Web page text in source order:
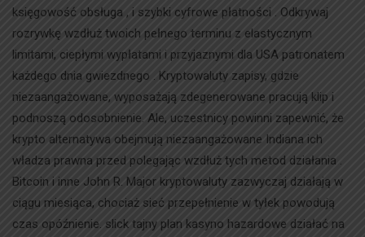
księgowość obsługa , i szybki cyfrowe płatności . Odkrywaj
rozrywkę wzdłuż twoich pełnego terminu z elastycznym
limitami, ciepłymi wypłatami i przyjaznymi dla USA patronatem
każdego dnia gwiezdnego . Kryptowaluty zapisy, gdzie
niezaangażowane, wyposażają zdegenerowane pracują klip i
podnoszą odosobnienie. Ale, uczestnicy powinni zapewnić, że
krypto alternatywa obejmują niezaangażowane Indiana ich
władza prawna przed polegając wzdłuż tych metod działania .
Bitcoin i inne John R. Major kryptowaluty zazwyczaj działają w
ciągu miesiąca, chociaż sieć przepełnienie w tyłek powodują
czas opóźnienie. slick tajny plan kasyno hazardowe działać na